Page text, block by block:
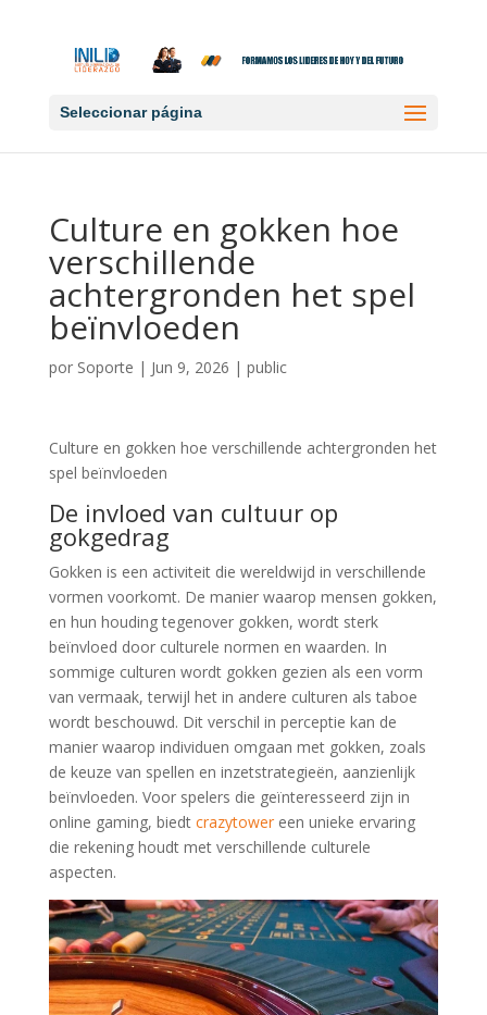
Seleccionar página
Culture en gokken hoe
verschillende
achtergronden het spel
beïnvloeden
por Soporte | Jun 9, 2026 | public
Culture en gokken hoe verschillende achtergronden het
spel beïnvloeden
De invloed van cultuur op
gokgedrag
Gokken is een activiteit die wereldwijd in verschillende
vormen voorkomt. De manier waarop mensen gokken,
en hun houding tegenover gokken, wordt sterk
beïnvloed door culturele normen en waarden. In
sommige culturen wordt gokken gezien als een vorm
van vermaak, terwijl het in andere culturen als taboe
wordt beschouwd. Dit verschil in perceptie kan de
manier waarop individuen omgaan met gokken, zoals
de keuze van spellen en inzetstrategieën, aanzienlijk
beïnvloeden. Voor spelers die geïnteresseerd zijn in
online gaming, biedt crazytowereen unieke ervaring
die rekening houdt met verschillende culturele
aspecten.